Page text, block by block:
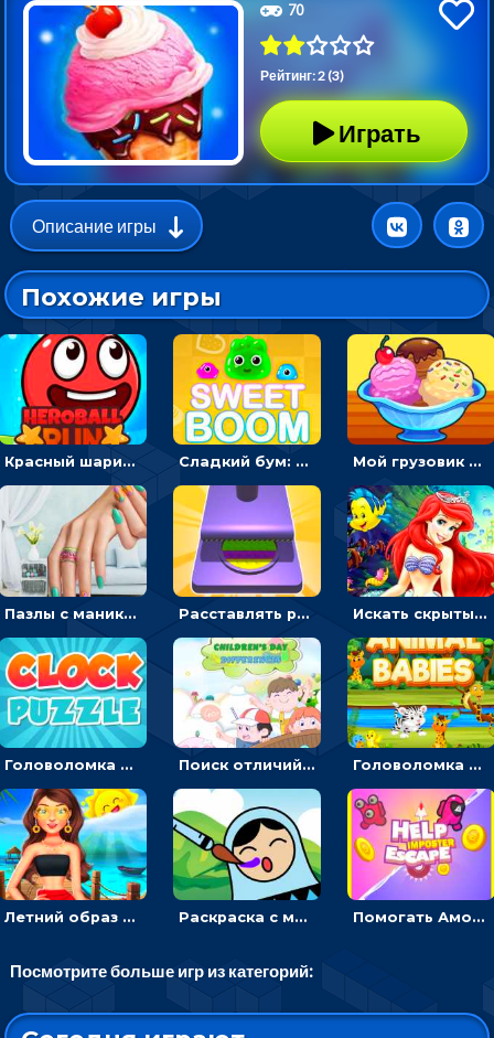
70
Рейтинг: 2 (3)
Играть
Описание игры
Похожие игры
Красный шарик-герой в бегах: прыгать, чтобы избегать препятствий Сладкий бум: тапнуть, чтобы взорвать желейки - головоломка Мой грузовик с мороженным: принимать заказы и готовить десерты
Пазлы с маникюром: собери идеальный рисунок для ногтей Расставлять резиновые кубики, чтобы делать поп-ит - гиперказуальные Искать скрытый алфавит на картинках с мультяшными героями - головоломка для детей
Головоломка с часами для детей: читать время по циферблату Поиск отличий на картинках с детьми - головоломка Головоломка Звери-малыши: открывай карточки по очереди, чтобы найти одинаковые
Летний образ для подруг: переодевать девочек для прогулки Раскраска с матрешками для девочек Помогать Амонг Ас бежать из комнаты через преграды - приключения
Посмотрите больше игр из категорий: